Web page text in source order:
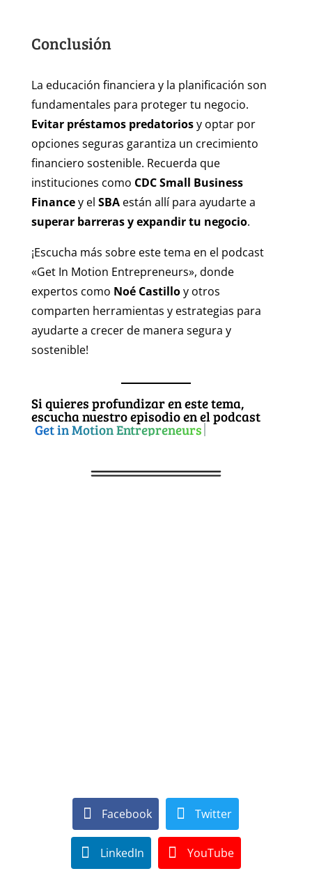
Conclusión
La educación financiera y la planificación son
fundamentales para proteger tu negocio.
Evitar préstamos predatoriosy optar por
opciones seguras garantiza un crecimiento
financiero sostenible. Recuerda que
instituciones como CDC Small Business
Financey el SBAestán allí para ayudarte a
superar barreras y expandir tu negocio.
¡Escucha más sobre este tema en el podcast
«Get In Motion Entrepreneurs», donde
expertos como Noé Castilloy otros
comparten herramientas y estrategias para
ayudarte a crecer de manera segura y
sostenible!
Si quieres profundizar en este tema,
escucha nuestro episodio en el podcast
Get in Motion Entrepreneurs
Facebook Twitter
LinkedIn YouTube